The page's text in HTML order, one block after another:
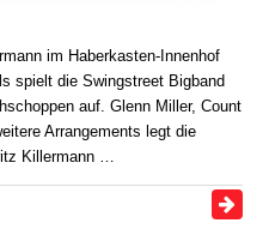
im Haberkasten-Innenhof
spielt die Swingstreet Bigband
auf. Glenn Miller, Count
Arrangements legt die
Killermann …